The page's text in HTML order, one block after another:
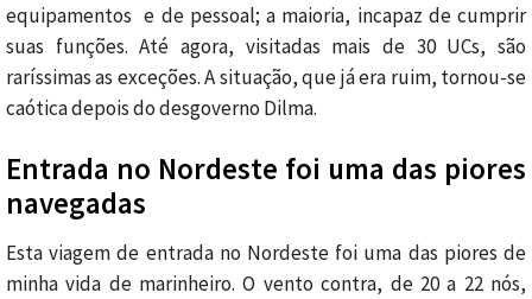
equipamentos e de pessoal; a maioria, incapaz de cumprir
suas funções. Até agora, visitadas mais de 30 UCs, são
raríssimas as exceções. A situação, que já era ruim, tornou-se
caótica depois do desgoverno Dilma.
Entrada no Nordeste foi uma das piores
navegadas
Esta viagem de entrada no Nordeste foi uma das piores de
minha vida de marinheiro. O vento contra, de 20 a 22 nós,